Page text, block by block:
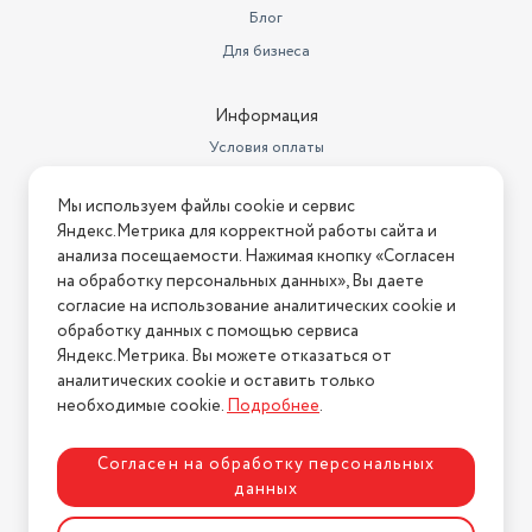
Pixart 3327
колесо прокрутки
Блог
Для бизнеса
Информация
Условия оплаты
Условия возврата
Нашли ошибку на сайте? Напишите нам
2026 © Интернет-магазин "АстМаркет". У нас есть всё!
Политика конфиденциальности
Разработка сайтаASTDESIGN
Мы используем файлы cookie и сервис
Яндекс.Метрика для корректной работы сайта и
анализа посещаемости. Нажимая кнопку «Согласен
на обработку персональных данных», Вы даете
согласие на использование аналитических cookie и
обработку данных с помощью сервиса
Яндекс.Метрика. Вы можете отказаться от
аналитических cookie и оставить только
необходимые cookie.Подробнее.
Согласен на обработку персональных
данных